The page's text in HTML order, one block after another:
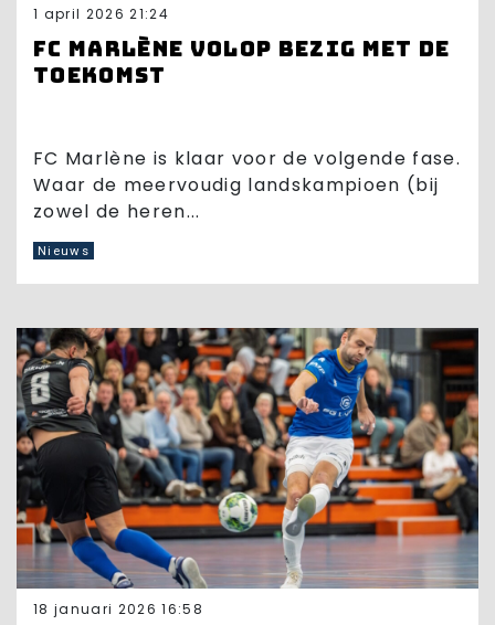
1 april 2026 21:24
FC Marlène volop bezig met de
toekomst
FC Marlène is klaar voor de volgende fase.
Waar de meervoudig landskampioen (bij
zowel de heren...
Nieuws
18 januari 2026 16:58